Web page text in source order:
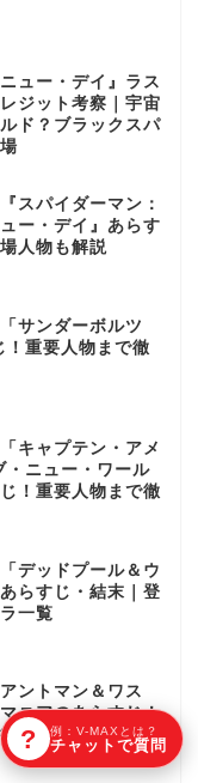
ュー・デイ』ラス
ジット考察｜宇宙
ド？ブラックスパ
スパイダーマン：
ー・デイ』あらす
人物も解説
サンダーボルツ
！重要人物まで徹
キャプテン・アメ
・ニュー・ワール
！重要人物まで徹
デッドプール＆ウ
らすじ・結末｜登
一覧
ントマン＆ワス
ニアのあらすじ！
底解説！
? 例：V-MAXとは？
チャットで質問